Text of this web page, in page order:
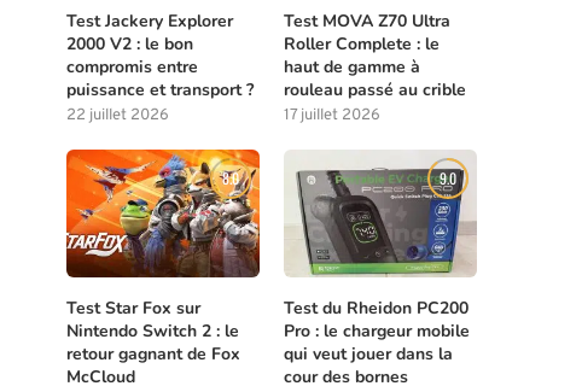
Test Jackery Explorer
2000 V2 : le bon
compromis entre
puissance et transport ?
22 juillet 2026
Test MOVA Z70 Ultra
Roller Complete : le
haut de gamme à
rouleau passé au crible
17 juillet 2026
8.0
Test Star Fox sur
Nintendo Switch 2 : le
retour gagnant de Fox
McCloud
9.0
Test du Rheidon PC200
Pro : le chargeur mobile
qui veut jouer dans la
cour des bornes